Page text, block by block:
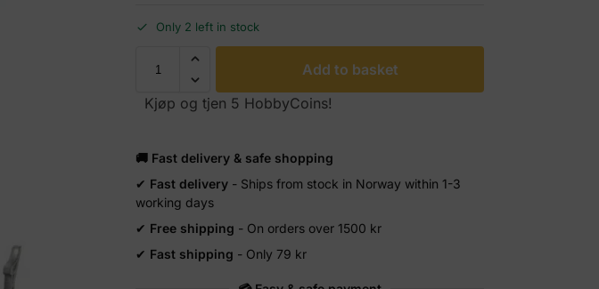
Only 2 left in stock
Add to basket
Kjøp og tjen 5 HobbyCoins!
🚚 Fast delivery & safe shopping
✔ Fast delivery - Ships from stock in Norway within 1-3
working days
✔ Free shipping - On orders over 1500 kr
✔ Fast shipping - Only 79 kr